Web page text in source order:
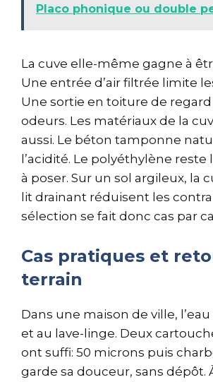
Placo phonique ou double
La cuve elle-même gagne à
Une entrée d’air filtrée limite
Une sortie en toiture de regard
odeurs. Les matériaux de la
aussi. Le béton tamponne
l’acidité. Le polyéthylène
à poser. Sur un sol argileux, la
lit drainant réduisent les
sélection se fait donc cas par
Cas pratiques et
terrain
Dans une maison de ville,
et au lave-linge. Deux
ont suffi: 50 microns puis
garde sa douceur, sans dépôt.